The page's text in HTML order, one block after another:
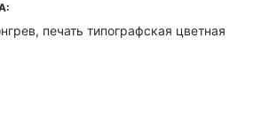
печать типографская цветная